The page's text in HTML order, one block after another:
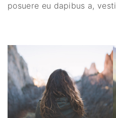
posuere eu dapibus a,